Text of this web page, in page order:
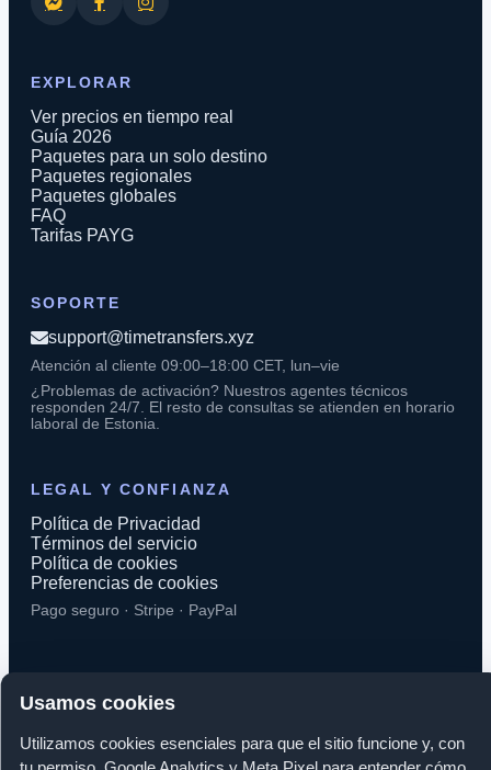
Usamos cookies
Utilizamos cookies esenciales para que el sitio funcione y, con
EXPLORAR
Ver precios en tiempo real
Guía 2026
Paquetes para un solo destino
Paquetes regionales
Paquetes globales
FAQ
Tarifas PAYG
SOPORTE
support@timetransfers.xyz
Atención al cliente 09:00–18:00 CET, lun–vie
¿Problemas de activación? Nuestros agentes técnicos
responden 24/7. El resto de consultas se atienden en horario
laboral de Estonia.
LEGAL Y CONFIANZA
Política de Privacidad
Términos del servicio
Política de cookies
Preferencias de cookies
Pago seguro · Stripe · PayPal